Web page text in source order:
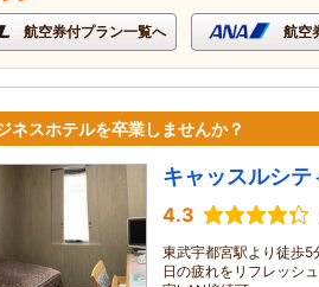
航空券付プラン一覧へ 航空
ネスホテルを卒業しませんか？
キャッスルシテ
4.3
東武宇都宮駅より徒歩5
日の疲れをリフレッシ